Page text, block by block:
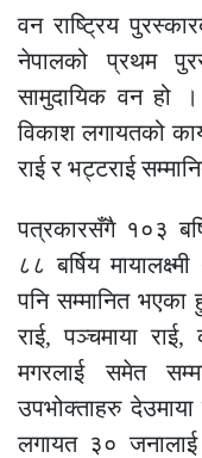
वन राष्ट्रिय
नेपालको प्रथम
सामुदायिक वन हो ।
विकाश लगायतको
राई र भट्टराई
पत्रकारसँगै १०३
८८ बर्षिय
पनि सम्मानित
राई, पञ्चमाया
मगरलाई समेत
उपभोक्ताहरु देउमाया
लगायत ३० जनालाई